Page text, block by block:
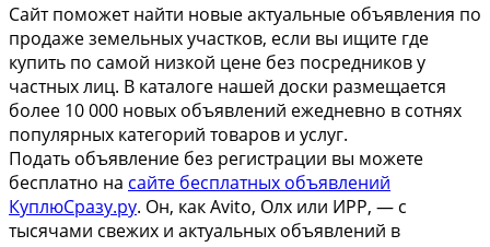
Сайт поможет найти новые актуальные объявления по
продаже земельных участков, если вы ищите где
купить по самой низкой цене без посредников у
частных лиц. В каталоге нашей доски размещается
более 10 000 новых объявлений ежедневно в сотнях
популярных категорий товаров и услуг.
Подать объявление без регистрации вы можете
бесплатно на сайте бесплатных объявлений
КуплюСразу.ру. Он, как Avito, Олх или ИРР, — с
тысячами свежих и актуальных объявлений в